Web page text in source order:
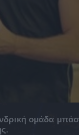
ομάδα